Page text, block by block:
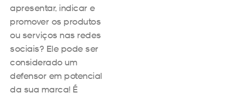
apresentar, indicar e
promover os produtos
ou serviços nas redes
sociais? Ele pode ser
considerado um
defensor em potencial
da sua marca! É